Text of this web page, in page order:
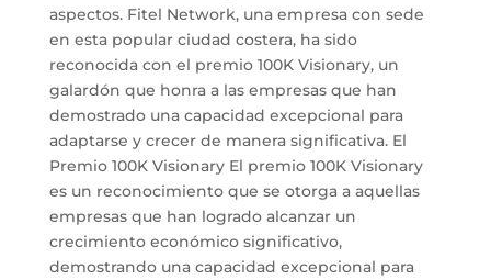
aspectos. Fitel Network, una empresa con sede
en esta popular ciudad costera, ha sido
reconocida con el premio 100K Visionary, un
galardón que honra a las empresas que han
demostrado una capacidad excepcional para
adaptarse y crecer de manera significativa. El
Premio 100K Visionary El premio 100K Visionary
es un reconocimiento que se otorga a aquellas
empresas que han logrado alcanzar un
crecimiento económico significativo,
demostrando una capacidad excepcional para